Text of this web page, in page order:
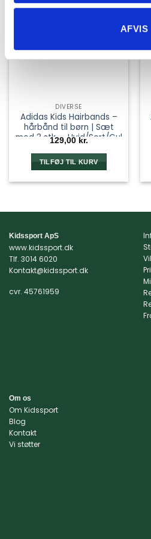
AFVIS
DIVERSE
Adidas Kids Hairbands –
hårbånd til børn | Sæt
med 3 stk. – Hvid/Sort/Gul
129,00 kr.
TILFØJ TIL KURV
Kidssport ApS
www.kidssport.dk
Tlf. 3014 6020
Kontakt@kidssport.dk
cvr. 45761959
Om os
Om Kidssport
Blog
Kontakt
Vi støtter